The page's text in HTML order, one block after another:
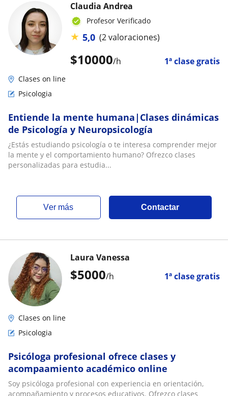
$10000/h 1ª clase gratis
Claudia Andrea
Profesor Verificado
★ 5,0 (2 valoraciones)
Clases on line
Psicologia
Entiende la mente humana|Clases dinámicas
de Psicología y Neuropsicología
¿Estás estudiando psicología o te interesa comprender mejor
la mente y el comportamiento humano? Ofrezco clases
personalizadas para estudia...
ver más Contactar
$5000/h 1ª clase gratis
Laura Vanessa
Clases on line
Psicologia
Psicóloga profesional ofrece clases y
acompaamiento académico online
Soy psicóloga profesional con experiencia en orientación,
acompañamiento y procesos educativos. Ofrezco clases